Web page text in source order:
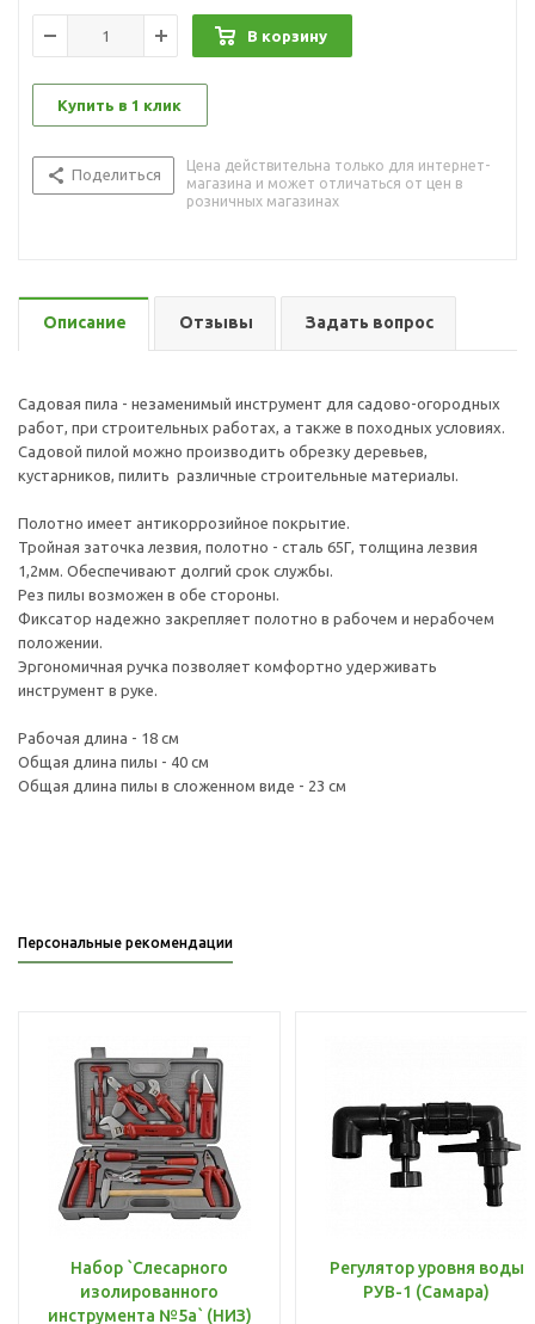
В корзину
Купить в 1 клик
Поделиться
Цена действительна только для интернет-
магазина и может отличаться от цен в
розничных магазинах
Описание Отзывы Задать вопрос
Садовая пила - незаменимый инструмент для садово-огородных
работ, при строительных работах, а также в походных условиях.
Садовой пилой можно производить обрезку деревьев,
кустарников, пилить различные строительные материалы.
Полотно имеет антикоррозийное покрытие.
Тройная заточка лезвия, полотно - сталь 65Г, толщина лезвия
1,2мм. Обеспечивают долгий срок службы.
Рез пилы возможен в обе стороны.
Фиксатор надежно закрепляет полотно в рабочем и нерабочем
положении.
Эргономичная ручка позволяет комфортно удерживать
инструмент в руке.
Рабочая длина - 18 см
Общая длина пилы - 40 см
Общая длина пилы в сложенном виде - 23 см
Персональные рекомендации
Набор `Слесарного
изолированного
инструмента №5а` (НИЗ)
Регулятор уровня воды
РУВ-1 (Самара)